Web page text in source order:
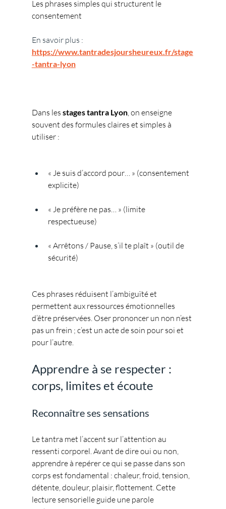
Les phrases simples qui structurent le
consentement
En savoir plus :
https://www.tantradesjoursheureux.fr/stage
-tantra-lyon
Dans les stages tantra Lyon, on enseigne
souvent des formules claires et simples à
utiliser :
« Je suis d’accord pour… » (consentement
explicite)
« Je préfère ne pas… » (limite
respectueuse)
« Arrêtons / Pause, s’il te plaît » (outil de
sécurité)
Ces phrases réduisent l’ambiguïté et
permettent aux ressources émotionnelles
d’être préservées. Oser prononcer un non n’est
pas un frein ; c’est un acte de soin pour soi et
pour l’autre.
Apprendre à se respecter :
corps, limites et écoute
Reconnaître ses sensations
Le tantra met l’accent sur l’attention au
ressenti corporel. Avant de dire oui ou non,
apprendre à repérer ce qui se passe dans son
corps est fondamental : chaleur, froid, tension,
détente, douleur, plaisir, flottement. Cette
lecture sensorielle guide une parole